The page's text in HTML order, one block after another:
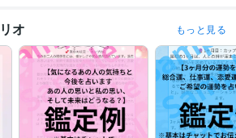
験
取得年 : 2015年
年
ブツール
Word:15年Canva:1年CLIP STUDIO PAINT:3年
オ もっと見る